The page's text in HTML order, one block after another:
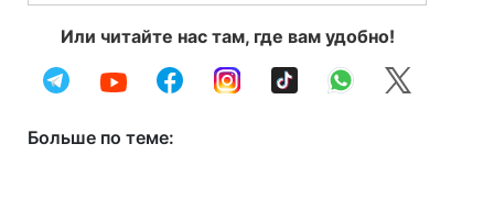
Или читайте нас там, где вам удобно!
Больше по теме: